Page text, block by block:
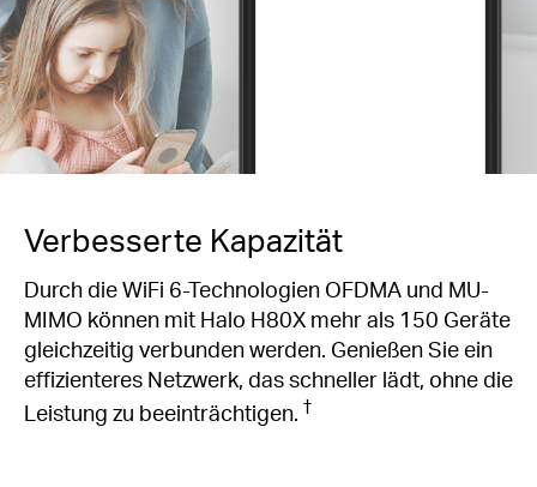
Verbesserte Kapazität
Durch die WiFi 6-Technologien OFDMA und MU-
MIMO können mit Halo H80X mehr als 150 Geräte
gleichzeitig verbunden werden. Genießen Sie ein
effizienteres Netzwerk, das schneller lädt, ohne die
Leistung zu beeinträchtigen. †